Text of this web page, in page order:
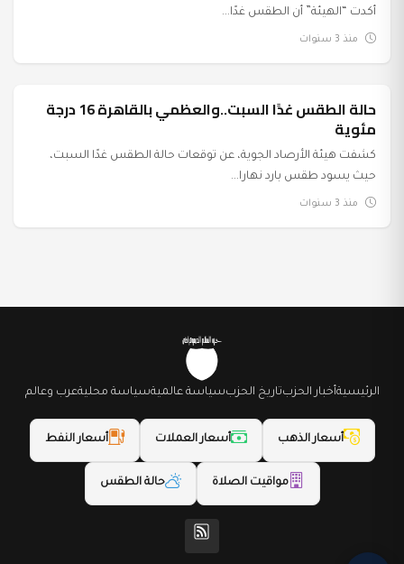
أكدت “الهيئة” أن الطقس غدًا...
منذ 3 سنوات
عرب وعالم حالة الطقس غدًا السبت..والعظمي بالقاهرة 16 درجة
مئوية
كشفت هيئة الأرصاد الجوية، عن توقعات حالة الطقس غدًا السبت،
حيث يسود طقس بارد نهارا...
منذ 3 سنوات
الرئيسيةأخبار الحزبتاريخ الحزبسياسة عالميةسياسة محليةعرب وعالم
أسعار الذهب أسعار العملات أسعار النفط
مواقيت الصلاة حالة الطقس